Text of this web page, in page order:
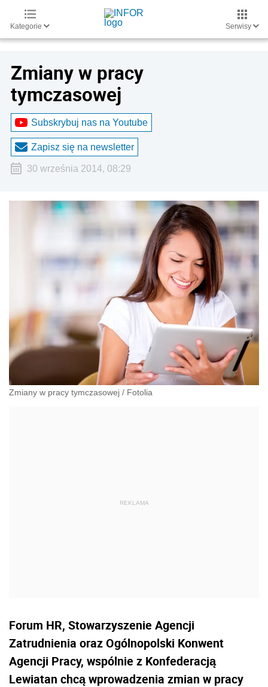
Kategorie Serwisy
Zmiany w pracy
tymczasowej
Subskrybuj nas na Youtube
Zapisz się na newsletter
30 września 2014, 08:29
Zmiany w pracy tymczasowej / Fotolia
Forum HR, Stowarzyszenie Agencji
Zatrudnienia oraz Ogólnopolski Konwent
Agencji Pracy, wspólnie z Konfederacją
Lewiatan chcą wprowadzenia zmian w pracy